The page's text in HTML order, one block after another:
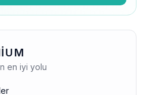
en iyi yolu